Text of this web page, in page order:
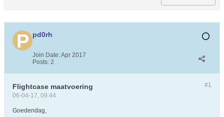
pd0rh
Join Date:Apr 2017
Posts: 2
#1
Flightcase maatvoering
06-04-17, 09:44
Goedendag,